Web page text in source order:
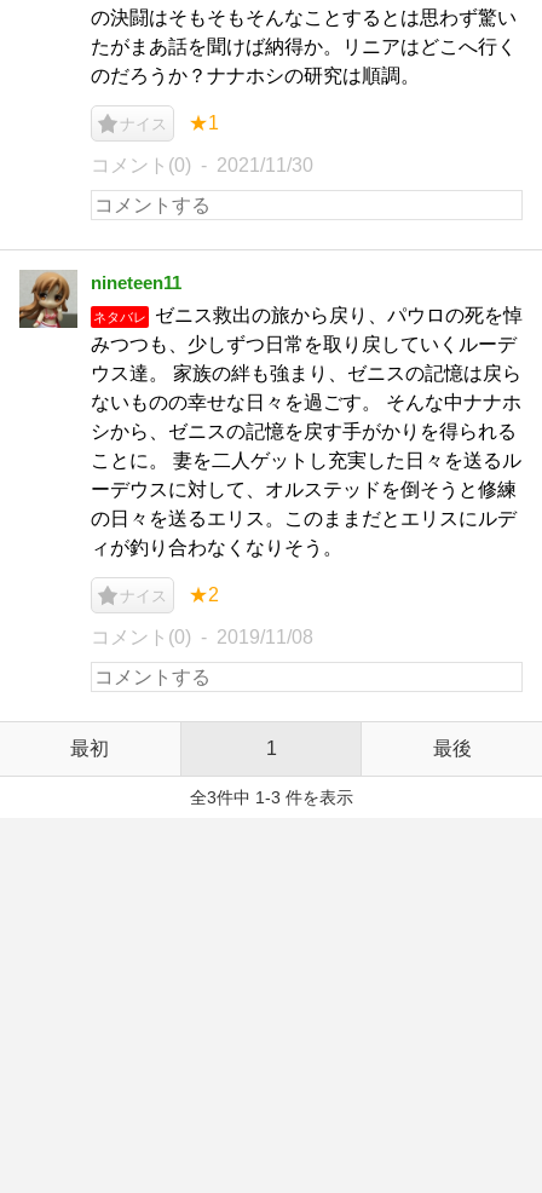
の決闘はそもそもそんなことするとは思わず驚い
たがまあ話を聞けば納得か。リニアはどこへ行く
のだろうか？ナナホシの研究は順調。
ナイス ★1
コメント(0) 2021/11/30
nineteen11
ネタバレ
ゼニス救出の旅から戻り、パウロの死を悼
みつつも、少しずつ日常を取り戻していくルーデ
ウス達。 家族の絆も強まり、ゼニスの記憶は戻ら
ないものの幸せな日々を過ごす。 そんな中ナナホ
シから、ゼニスの記憶を戻す手がかりを得られる
ことに。 妻を二人ゲットし充実した日々を送るル
ーデウスに対して、オルステッドを倒そうと修練
の日々を送るエリス。このままだとエリスにルデ
ィが釣り合わなくなりそう。
ナイス ★2
コメント(0) 2019/11/08
最初 1 最後
全3件中 1-3 件を表示